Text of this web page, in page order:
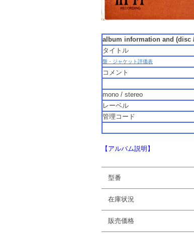
album information and (disc
タイトル
盤・ジャケット評価表
コメント
mono / stereo
レーベル
管理コード
【アルバム説明】
型番
在庫状況
販売価格